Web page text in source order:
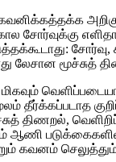
சோர்வுக்கு
சோர்வு,
லேசான மூச்சுத்
மிகவும்
தீர்க்கப்படாத
திணறல்,
படுக்கைகளில்
கவனம்